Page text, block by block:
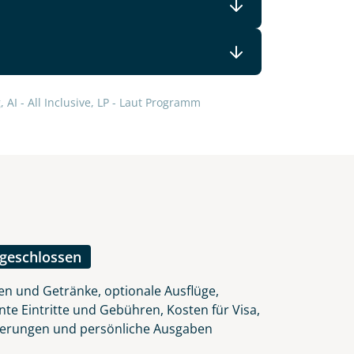
AI - All Inclusive, LP - Laut Programm
und Getränke, optionale Ausflüge,
Eintritte und Gebühren, Kosten für Visa,
und persönliche Ausgaben
erklären Sie, dass Sie die